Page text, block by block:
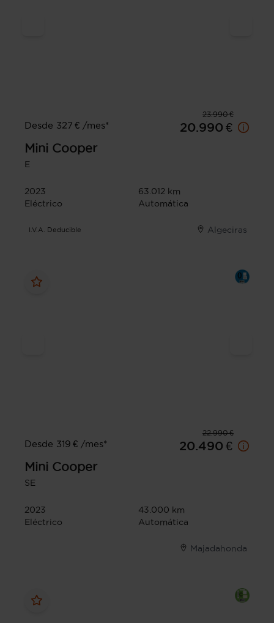
23.990 €
Desde 327 € /mes*
20.990 €
Mini Cooper
E
2023
63.012 km
Eléctrico
Automática
I.V.A. Deducible Algeciras
22.990 €
Desde 319 € /mes*
20.490 €
Mini Cooper
SE
2023
43.000 km
Eléctrico
Automática
Majadahonda